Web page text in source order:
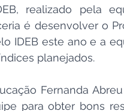
Vigilância Sanitária
realizado pela
é desenvolver o
IDEB este ano e a
planejados.
Fernanda
para obter bons